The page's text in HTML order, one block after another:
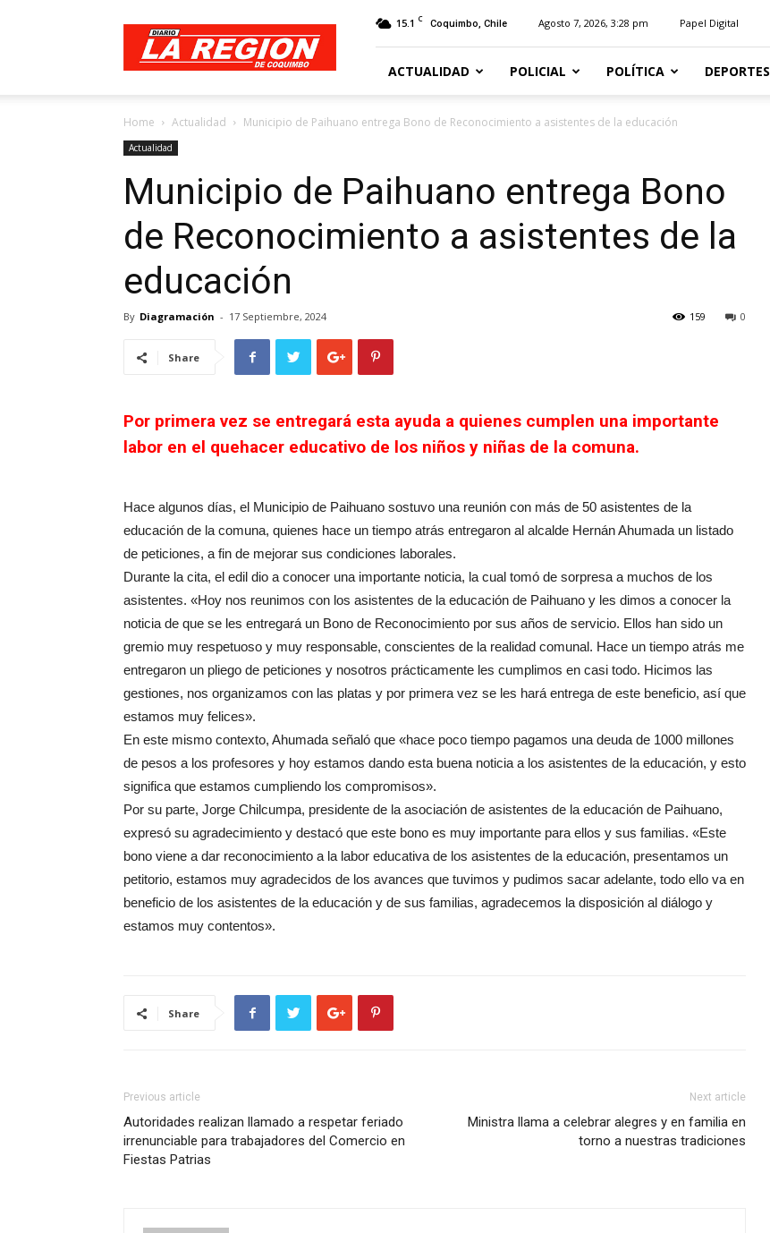
Diario
Región
15.1 C Coquimbo, Chile Agosto 7, 2026, 3:28 pm Papel Digital
ACTUALIDAD POLICIAL POLÍTICA DEPORTES
Home Actualidad Municipio de Paihuano entrega Bono de Reconocimiento a asistentes de la educación
Actualidad
Municipio de Paihuano entrega Bono
de Reconocimiento a asistentes de la
educación
By Diagramación - 17 Septiembre, 2024 0
159
Share
Por primera vez se entregará esta ayuda a quienes cumplen una importante
labor en el quehacer educativo de los niños y niñas de la comuna.
Hace algunos días, el Municipio de Paihuano sostuvo una reunión con más de 50 asistentes de la
educación de la comuna, quienes hace un tiempo atrás entregaron al alcalde Hernán Ahumada un listado
de peticiones, a fin de mejorar sus condiciones laborales.
Durante la cita, el edil dio a conocer una importante noticia, la cual tomó de sorpresa a muchos de los
asistentes. «Hoy nos reunimos con los asistentes de la educación de Paihuano y les dimos a conocer la
noticia de que se les entregará un Bono de Reconocimiento por sus años de servicio. Ellos han sido un
gremio muy respetuoso y muy responsable, conscientes de la realidad comunal. Hace un tiempo atrás me
entregaron un pliego de peticiones y nosotros prácticamente les cumplimos en casi todo. Hicimos las
gestiones, nos organizamos con las platas y por primera vez se les hará entrega de este beneficio, así que
estamos muy felices».
En este mismo contexto, Ahumada señaló que «hace poco tiempo pagamos una deuda de 1000 millones
de pesos a los profesores y hoy estamos dando esta buena noticia a los asistentes de la educación, y esto
significa que estamos cumpliendo los compromisos».
Por su parte, Jorge Chilcumpa, presidente de la asociación de asistentes de la educación de Paihuano,
expresó su agradecimiento y destacó que este bono es muy importante para ellos y sus familias. «Este
bono viene a dar reconocimiento a la labor educativa de los asistentes de la educación, presentamos un
petitorio, estamos muy agradecidos de los avances que tuvimos y pudimos sacar adelante, todo ello va en
beneficio de los asistentes de la educación y de sus familias, agradecemos la disposición al diálogo y
estamos muy contentos».
Share
Previous article
Autoridades realizan llamado a respetar feriado
irrenunciable para trabajadores del Comercio en
Fiestas Patrias
Next article
Ministra llama a celebrar alegres y en familia en
torno a nuestras tradiciones